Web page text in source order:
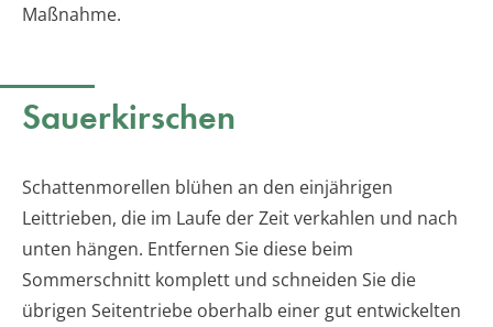
Maßnahme.
Sauerkirschen
Schattenmorellen blühen an den einjährigen
Leittrieben, die im Laufe der Zeit verkahlen und nach
unten hängen. Entfernen Sie diese beim
Sommerschnitt komplett und schneiden Sie die
übrigen Seitentriebe oberhalb einer gut entwickelten